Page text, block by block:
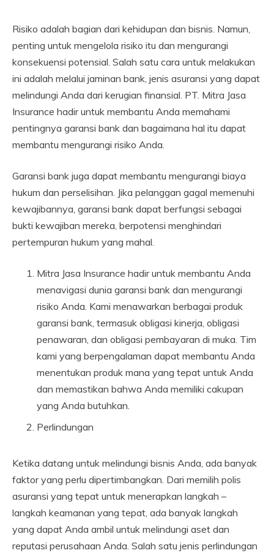
Risiko adalah bagian dari kehidupan dan bisnis. Namun,
penting untuk mengelola risiko itu dan mengurangi
konsekuensi potensial. Salah satu cara untuk melakukan
ini adalah melalui jaminan bank, jenis asuransi yang dapat
melindungi Anda dari kerugian finansial. PT. Mitra Jasa
Insurance hadir untuk membantu Anda memahami
pentingnya garansi bank dan bagaimana hal itu dapat
membantu mengurangi risiko Anda.
Garansi bank juga dapat membantu mengurangi biaya
hukum dan perselisihan. Jika pelanggan gagal memenuhi
kewajibannya, garansi bank dapat berfungsi sebagai
bukti kewajiban mereka, berpotensi menghindari
pertempuran hukum yang mahal.
Mitra Jasa Insurance hadir untuk membantu Anda
menavigasi dunia garansi bank dan mengurangi
risiko Anda. Kami menawarkan berbagai produk
garansi bank, termasuk obligasi kinerja, obligasi
penawaran, dan obligasi pembayaran di muka. Tim
kami yang berpengalaman dapat membantu Anda
menentukan produk mana yang tepat untuk Anda
dan memastikan bahwa Anda memiliki cakupan
yang Anda butuhkan.
Perlindungan
Ketika datang untuk melindungi bisnis Anda, ada banyak
faktor yang perlu dipertimbangkan. Dari memilih polis
asuransi yang tepat untuk menerapkan langkah –
langkah keamanan yang tepat, ada banyak langkah
yang dapat Anda ambil untuk melindungi aset dan
reputasi perusahaan Anda. Salah satu jenis perlindungan